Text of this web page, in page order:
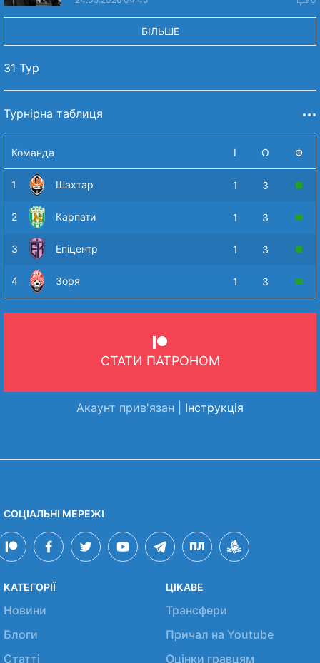
БІЛЬШЕ
31 Тур
Турнірна таблиця
Команда І О Ф
1 Шахтар 1 3
2 Карпати 1 3
3 Епіцентр 1 3
4 Зоря 1 3
СТАТИ ПАТРОНОМ
Акаунт прив'язан | Інструкція
СОЦІАЛЬНІ МЕРЕЖІ
КАТЕГОРІЇ
Новини
Блоги
Статті
ЦІКАВЕ
Трансфери
Причал на Youtube
Оцінки гравцям